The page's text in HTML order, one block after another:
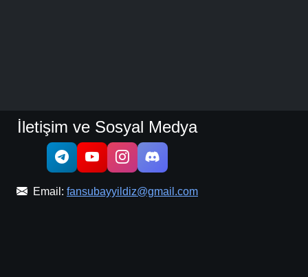
İletişim ve Sosyal Medya
Email: fansubayyildiz@gmail.com